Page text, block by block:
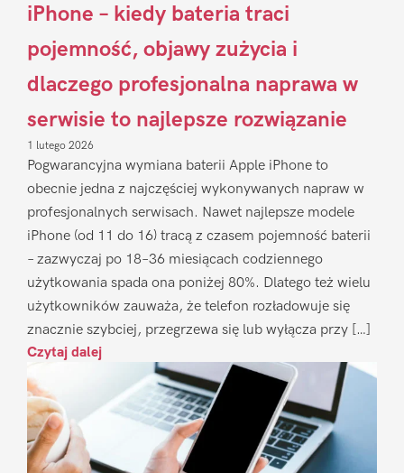
iPhone – kiedy bateria traci
pojemność, objawy zużycia i
dlaczego profesjonalna naprawa w
serwisie to najlepsze rozwiązanie
1 lutego 2026
Pogwarancyjna wymiana baterii Apple iPhone to
obecnie jedna z najczęściej wykonywanych napraw w
profesjonalnych serwisach. Nawet najlepsze modele
iPhone (od 11 do 16) tracą z czasem pojemność baterii
– zazwyczaj po 18–36 miesiącach codziennego
użytkowania spada ona poniżej 80%. Dlatego też wielu
użytkowników zauważa, że telefon rozładowuje się
znacznie szybciej, przegrzewa się lub wyłącza przy […]
Czytaj dalej